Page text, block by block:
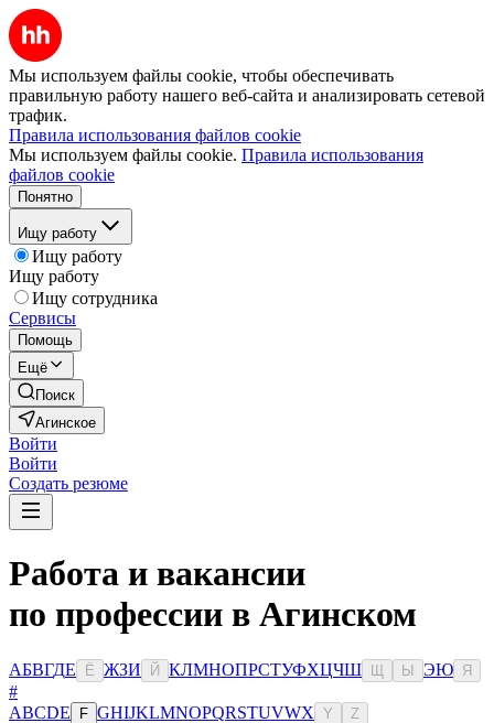
Мы используем файлы cookie, чтобы обеспечивать
правильную работу нашего веб-сайта и анализировать сетевой
трафик.
Правила использования файлов cookie
Мы используем файлы cookie. Правила использования
файлов cookie
Понятно
Ищу работу
Ищу работу
Ищу работу
Ищу сотрудника
Сервисы
Помощь
Ещё
Поиск
Агинское
Войти
Войти
Создать резюме
Работа и вакансии
по профессии в Агинском
АБВГДЕ Ё ЖЗИ Й КЛМНОПРСТУФХЦЧШ Ы ЭЮ Я
#
ABCDE F GHIJKLMNOPQRSTUVWX Y Z